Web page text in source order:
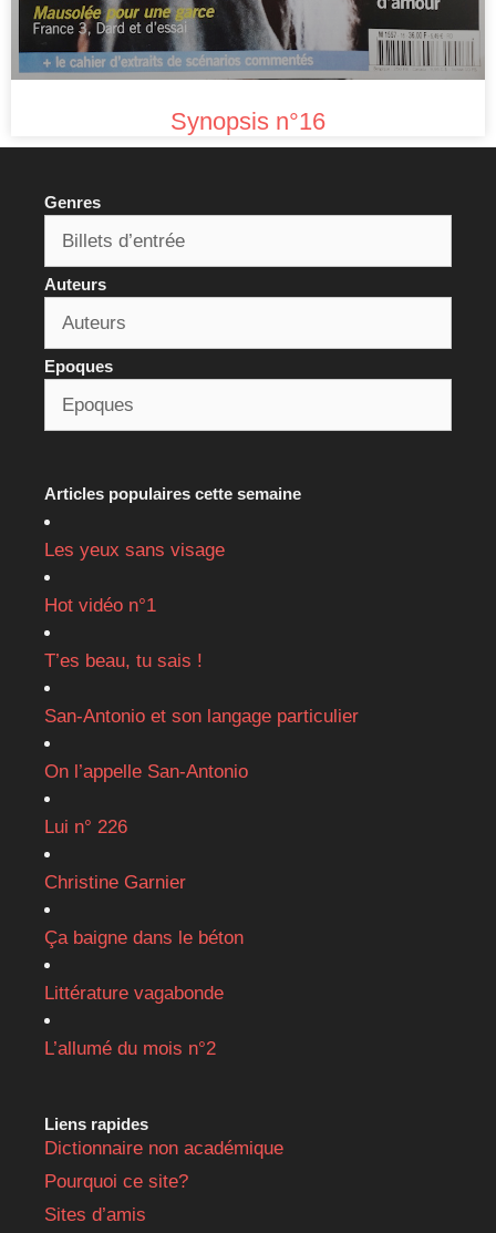
Synopsis n°16
Genres
Auteurs
Epoques
Articles populaires cette semaine
Les yeux sans visage
Hot vidéo n°1
T’es beau, tu sais !
San-Antonio et son langage particulier
On l’appelle San-Antonio
Lui n° 226
Christine Garnier
Ça baigne dans le béton
Littérature vagabonde
L’allumé du mois n°2
Liens rapides
Dictionnaire non académique
Pourquoi ce site?
Sites d’amis